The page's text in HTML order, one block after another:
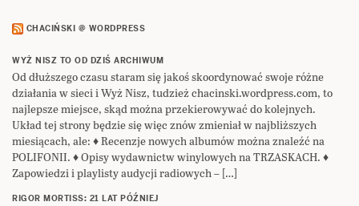
CHACIŃSKI @ WORDPRESS
WYŻ NISZ TO OD DZIŚ ARCHIWUM
Od dłuższego czasu staram się jakoś skoordynować swoje różne
działania w sieci i Wyż Nisz, tudzież chacinski.wordpress.com, to
najlepsze miejsce, skąd można przekierowywać do kolejnych.
Układ tej strony będzie się więc znów zmieniał w najbliższych
miesiącach, ale: ♦ Recenzje nowych albumów można znaleźć na
POLIFONII. ♦ Opisy wydawnictw winylowych na TRZASKACH. ♦
Zapowiedzi i playlisty audycji radiowych – […]
RIGOR MORTISS: 21 LAT PÓŹNIEJ